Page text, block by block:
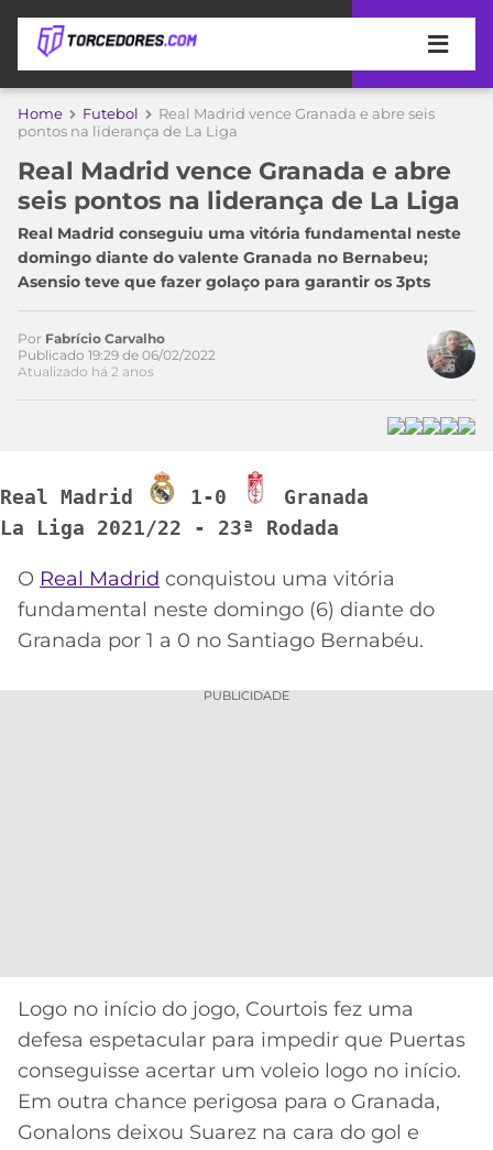
APOSTAS
DE
APOSTA
MELHORES
SITES
DE
APOSTAS
2026
BETBOOM
CÓDIGO
INDICAÇÃO
BET365
BETANO
ONLINE
2026
COPA
DO
MUNDO
MEU
TIME
PALMEIRAS
CORINTHIANS
SÃO
PAULO
INTERNACIONAL
GRÊMIO
ATLÉTICO
CAMPEONATOS
A
COPA
DO
ESPORTIVA
MERCADO
BOLA
PALPITES
Home Futebol
Real Madrid vence Granada e abre seis
pontos na liderança de La Liga
Real Madrid vence Granada e abre
seis pontos na liderança de La Liga
Real Madrid conseguiu uma vitória fundamental neste
domingo diante do valente Granada no Bernabeu;
Asensio teve que fazer golaço para garantir os 3pts
Por Fabrício Carvalho
Publicado 19:29 de 06/02/2022
Atualizado há 2 anos
Real Madrid 1-0
Granada
La Liga 2021/22 - 23ª Rodada
O Real Madrid conquistou uma vitória
fundamental neste domingo (6) diante do
Granada por 1 a 0 no Santiago Bernabéu.
PUBLICIDADE
Logo no início do jogo, Courtois fez uma
defesa espetacular para impedir que Puertas
conseguisse acertar um voleio logo no início.
Em outra chance perigosa para o Granada,
Gonalons deixou Suarez na cara do gol e